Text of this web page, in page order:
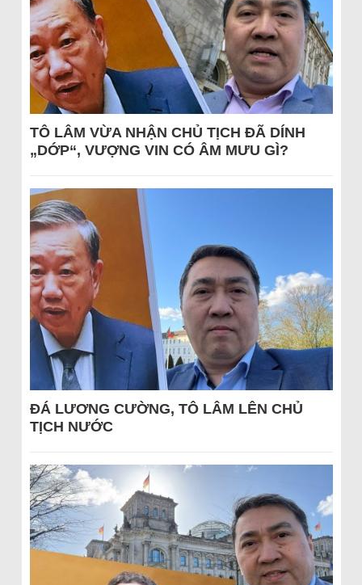
TÔ LÂM VỪA NHẬN CHỦ TỊCH ĐÃ DÍNH
„DỚP“, VƯỢNG VIN CÓ ÂM MƯU GÌ?
ĐÁ LƯƠNG CƯỜNG, TÔ LÂM LÊN CHỦ
TỊCH NƯỚC